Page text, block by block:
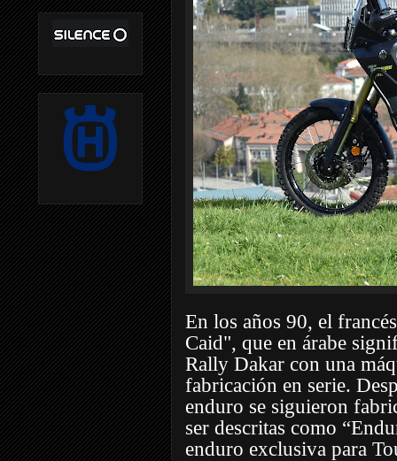
En los años 90, el francés
Caid", que en árabe
Rally Dakar con una
fabricación en serie.
enduro se siguieron
ser descritas como
enduro exclusiva para